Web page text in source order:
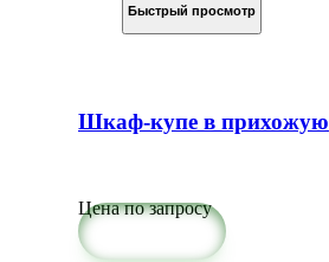
Быстрый просмотр
Шкаф-купе в прихожую
Цена по запросу